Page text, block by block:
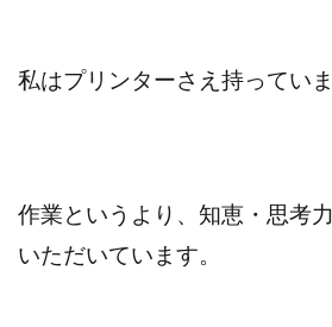
私はプリンターさえ持ってい
作業というより、知恵・思考
いただいています。